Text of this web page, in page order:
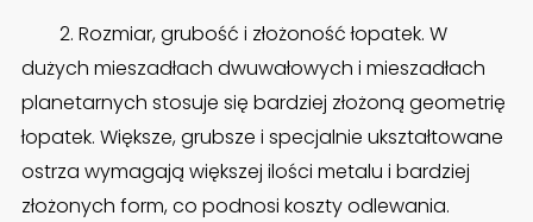
2. Rozmiar, grubość i złożoność łopatek. W
dużych mieszadłach dwuwałowych i mieszadłach
planetarnych stosuje się bardziej złożoną geometrię
łopatek. Większe, grubsze i specjalnie ukształtowane
ostrza wymagają większej ilości metalu i bardziej
złożonych form, co podnosi koszty odlewania.